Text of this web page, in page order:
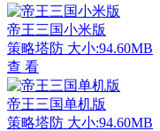
帝王三国小米版
策略塔防 大小:94.60MB
查 看
帝王三国单机版
策略塔防 大小:94.60MB